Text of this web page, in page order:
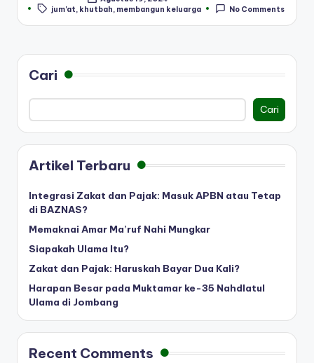
by
Tags:
jum'at, khutbah, membangun keluarga No Comments
Cari
Cari
Artikel Terbaru
Integrasi Zakat dan Pajak: Masuk APBN atau Tetap
di BAZNAS?
Memaknai Amar Ma’ruf Nahi Mungkar
Siapakah Ulama Itu?
Zakat dan Pajak: Haruskah Bayar Dua Kali?
Harapan Besar pada Muktamar ke-35 Nahdlatul
Ulama di Jombang
Recent Comments